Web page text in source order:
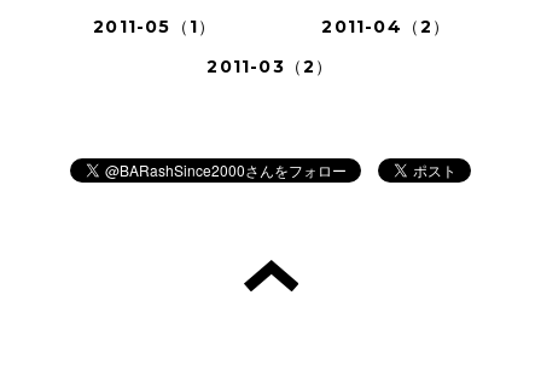
2011-05（1）
2011-04（2）
2011-03（2）